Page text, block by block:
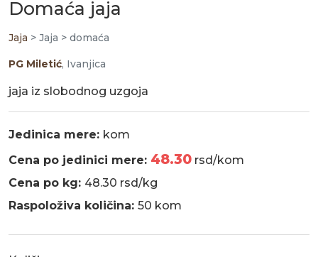
Jedinica mere:kom
Cena po jedinici mere:
Cena po kg:48.30 rsd/kg
Raspoloživa količina:
50 kom
Količina
Kupi
Slični proizvodi